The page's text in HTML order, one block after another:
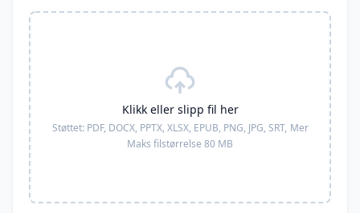
Klikk eller slipp fil her
Støttet: PDF, DOCX, PPTX, XLSX, EPUB, PNG, JPG, SRT, Mer
Maks filstørrelse 80 MB